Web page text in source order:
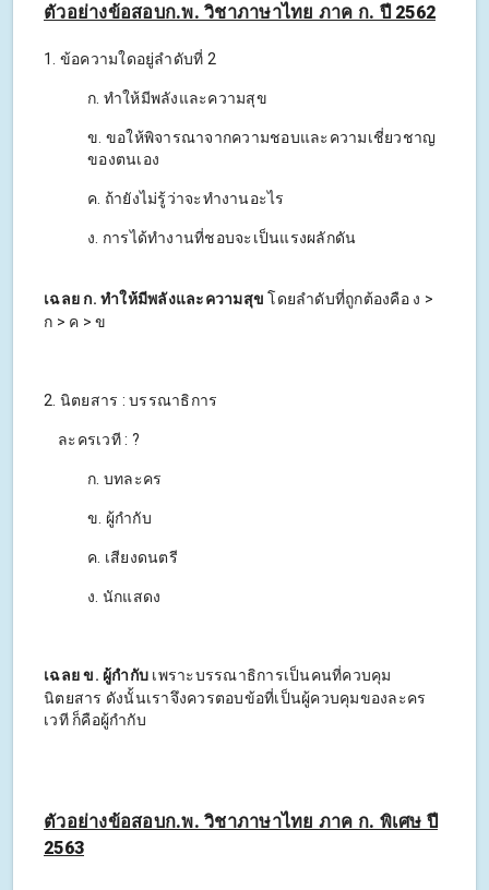
ตัวอย่างข้อสอบก.พ. วิชาภาษาไทย ภาค ก. ปี 2562
1. ข้อความใดอยู่ลำดับที่ 2
ก. ทำให้มีพลังและความสุข
ข. ขอให้พิจารณาจากความชอบและความเชี่ยวชาญ
ของตนเอง
ค. ถ้ายังไม่รู้ว่าจะทำงานอะไร
ง. การได้ทำงานที่ชอบจะเป็นแรงผลักดัน
เฉลย ก. ทำให้มีพลังและความสุข โดยลำดับที่ถูกต้องคือ ง >
ก > ค > ข
2. นิตยสาร : บรรณาธิการ
ละครเวที : ?
ก. บทละคร
ข. ผู้กำกับ
ค. เสียงดนตรี
ง. นักแสดง
เฉลย ข. ผู้กำกับ เพราะบรรณาธิการเป็นคนที่ควบคุม
นิตยสาร ดังนั้นเราจึงควรตอบข้อที่เป็นผู้ควบคุมของละคร
เวที ก็คือผู้กำกับ
ตัวอย่างข้อสอบก.พ. วิชาภาษาไทย ภาค ก. พิเศษ ปี
2563